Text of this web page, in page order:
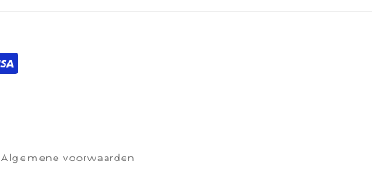
Algemene voorwaarden